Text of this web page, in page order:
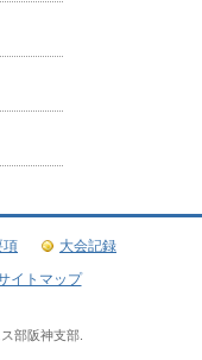
項
大会記録
イトマップ
部阪神支部.